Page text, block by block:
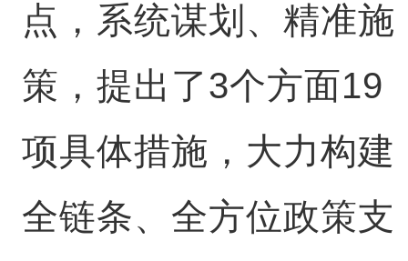
点，系统谋划、精准施
策，提出了3个方面19
项具体措施，大力构建
全链条、全方位政策支